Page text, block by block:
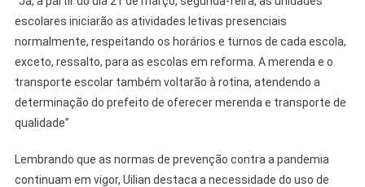
escolares iniciarão as atividades letivas presenciais
normalmente, respeitando os horários e turnos de cada escola,
exceto, ressalto, para as escolas em reforma. A merenda e o
transporte escolar também voltarão à rotina, atendendo a
determinação do prefeito de oferecer merenda e transporte de
qualidade”
Lembrando que as normas de prevenção contra a pandemia
continuam em vigor, Uilian destaca a necessidade do uso de